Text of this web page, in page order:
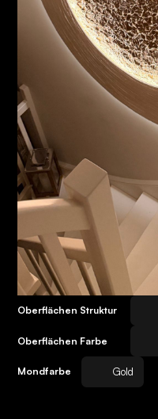
Oberflächen Struktur
Oberflächen Farbe
Mondfarbe Gold